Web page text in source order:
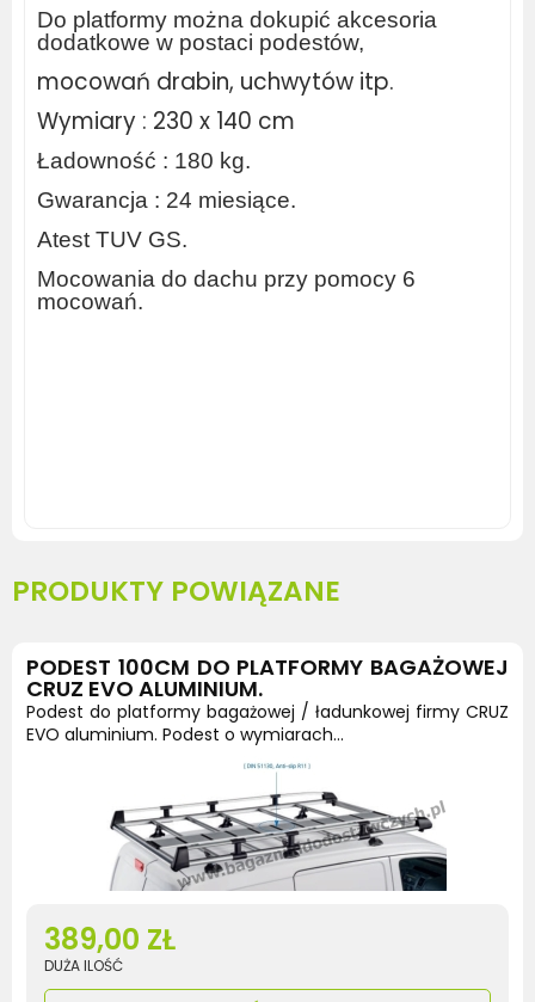
Do platformy można dokupić akcesoria
dodatkowe w postaci podestów,
mocowań drabin, uchwytów itp.
Wymiary : 230 x 140 cm
Ładowność : 180 kg.
Gwarancja : 24 miesiące.
Atest TUV GS.
Mocowania do dachu przy pomocy 6
mocowań.
PRODUKTY POWIĄZANE
PODEST 100CM DO PLATFORMY BAGAŻOWEJ
CRUZ EVO ALUMINIUM.
Podest do platformy bagażowej / ładunkowej firmy CRUZ
EVO aluminium. Podest o wymiarach...
389,00 ZŁ
DUŻA ILOŚĆ